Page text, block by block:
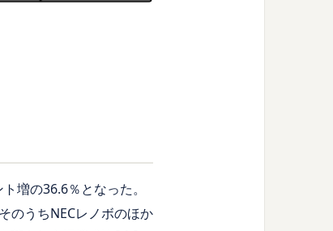
増の36.6％となった。
のうちNECレノボのほか